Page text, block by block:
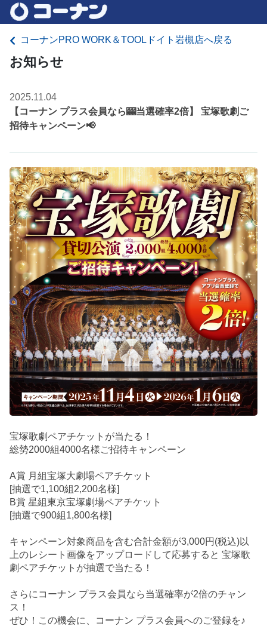
コーナンPRO WORK＆TOOLドイト岩槻店へ戻る
お知らせ
2025.11.04
【コーナン プラス会員なら🎰当選確率2倍】 宝塚歌劇ご
招待キャンペーン📢
宝塚歌劇ペアチケットが当たる！
総勢2000組4000名様ご招待キャンペーン
A賞 月組宝塚大劇場ペアチケット
[抽選で1,100組2,200名様]
B賞 星組東京宝塚劇場ペアチケット
[抽選で900組1,800名様]
キャンペーン対象商品を含む合計金額が3,000円(税込)以
上のレシート画像をアップロードして応募すると 宝塚歌
劇ペアチケットが抽選で当たる！
さらにコーナン プラス会員なら当選確率が2倍のチャン
ス！
ぜひ！この機会に、コーナン プラス会員へのご登録を♪